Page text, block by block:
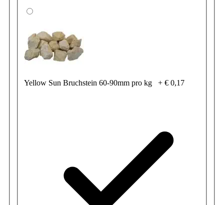
Yellow Sun Bruchstein 60-90mm pro kg + € 0,17